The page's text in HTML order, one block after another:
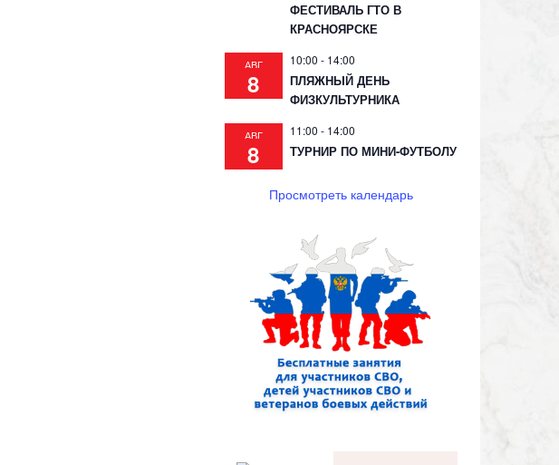
ФЕСТИВАЛЬ ГТО В
КРАСНОЯРСКЕ
АВГ
8
10:00 - 14:00
ПЛЯЖНЫЙ ДЕНЬ
ФИЗКУЛЬТУРНИКА
АВГ
8
11:00 - 14:00
ТУРНИР ПО МИНИ-ФУТБОЛУ
Просмотреть календарь